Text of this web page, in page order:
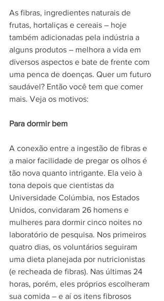
As fibras, ingredientes naturais de
frutas, hortaliças e cereais – hoje
também adicionadas pela indústria a
alguns produtos – melhora a vida em
diversos aspectos e bate de frente com
uma penca de doenças. Quer um futuro
saudável? Então você tem que comer
mais. Veja os motivos:
Para dormir bem
A conexão entre a ingestão de fibras e
a maior facilidade de pregar os olhos é
tão nova quanto intrigante. Ela veio à
tona depois que cientistas da
Universidade Colúmbia, nos Estados
Unidos, convidaram 26 homens e
mulheres para dormir cinco noites no
laboratório de pesquisa. Nos primeiros
quatro dias, os voluntários seguiram
uma dieta planejada por nutricionistas
(e recheada de fibras). Nas últimas 24
horas, porém, eles próprios escolheram
sua comida – e aí os itens fibrosos